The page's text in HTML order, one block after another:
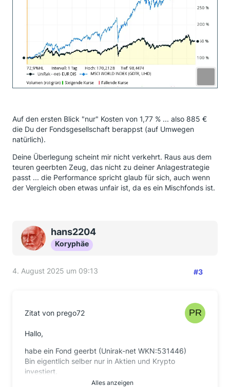
Auf den ersten Blick "nur" Kosten von 1,77 % ... also 885 €
die Du der Fondsgesellschaft berappst (auf Umwegen
natürlich).
Deine Überlegung scheint mir nicht verkehrt. Raus aus dem
teuren geerbten Zeug, das nicht zu deiner Anlagestrategie
passt ... die Performance spricht glaub für sich, auch wenn
der Vergleich oben etwas unfair ist, da es ein Mischfonds ist.
hans2204
Koryphäe
4. August 2025 um 09:13 #3
Zitat von prego72
Hallo,
habe ein Fond geerbt (Unirak-net WKN:531446)
Bin eigentlich selber nur in Aktien und Krypto
investiert.
Alles anzeigen